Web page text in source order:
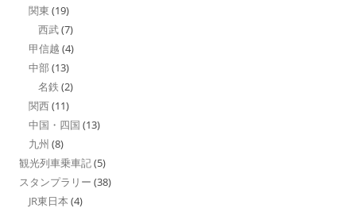
関東 (19)
西武(7)
甲信越 (4)
中部 (13)
名鉄 (2)
関西(11)
中国・四国 (13)
九州 (8)
観光列車乗車記(5)
スタンプラリー (38)
JR東日本 (4)